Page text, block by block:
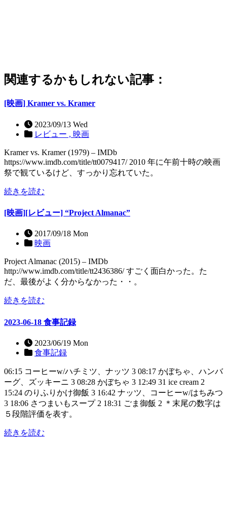
関連するかもしれない記事：
[映画] Kramer vs. Kramer
2023/09/13 Wed
レビュー , 映画
Kramer vs. Kramer (1979) – IMDb
https://www.imdb.com/title/tt0079417/ 2010 年に午前十時の映画
祭で観ているけど、すっかり忘れていた。
続きを読む
[映画][レビュー] “Project Almanac”
2017/09/18 Mon
映画
Project Almanac (2015) – IMDb
http://www.imdb.com/title/tt2436386/ すごく面白かった。た
だ、最後がよく分からなかった・・。
続きを読む
2023-06-18 食事記録
2023/06/19 Mon
食事記録
06:15 コーヒーw/ハチミツ、ナッツ 3 08:17 かぼちゃ、ハンバ
ーグ、ズッキーニ 3 08:28 かぼちゃ 3 12:49 31 ice cream 2
15:24 のりふりかけ御飯 3 16:42 ナッツ、コーヒーw/はちみつ
3 18:06 さつまいもスープ 2 18:31 ごま御飯 2 ＊末尾の数字は
５段階評価を表す。
続きを読む